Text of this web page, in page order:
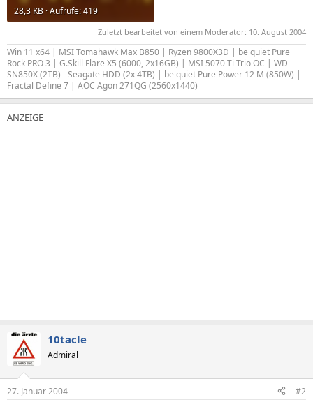
28,3 KB · Aufrufe: 419
Zuletzt bearbeitet von einem Moderator: 10. August 2004
Win 11 x64 | MSI Tomahawk Max B850 | Ryzen 9800X3D | be quiet Pure
Rock PRO 3 | G.Skill Flare X5 (6000, 2x16GB) | MSI 5070 Ti Trio OC | WD
SN850X (2TB) - Seagate HDD (2x 4TB) | be quiet Pure Power 12 M (850W) |
Fractal Define 7 | AOC Agon 271QG (2560x1440)
10tacle
Admiral
27. Januar 2004 #2